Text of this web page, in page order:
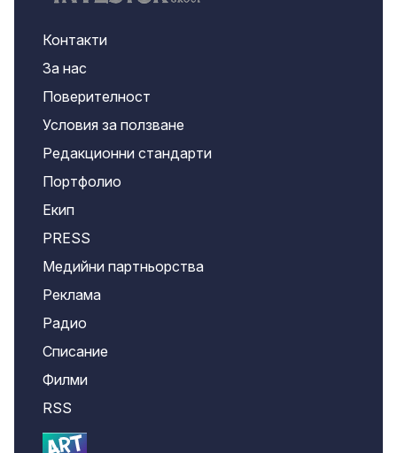
Контакти
За нас
Поверителност
Условия за ползване
Редакционни стандарти
Портфолио
Екип
PRESS
Медийни партньорства
Реклама
Радио
Списание
Филми
RSS